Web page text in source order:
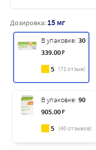
Дозировка: 15 мг
В упаковке: 30
339.00₽
5 (71отзыв)
В упаковке: 90
905.00₽
5 (40отзывов)